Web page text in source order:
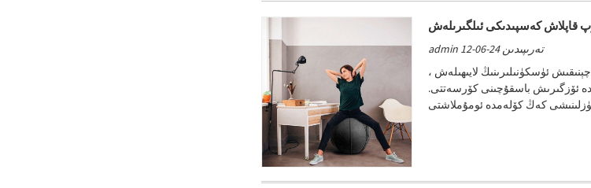
قاپلاش كەسپىدىكى ئىلگىرىلەش
admin تەرىپىدىن 24-06-12
ئۈسكۈنىلىرىنىڭ لايىھىلەش ،
ئۆزگىرىش باسقۇچىنى كۆرسەتتى.